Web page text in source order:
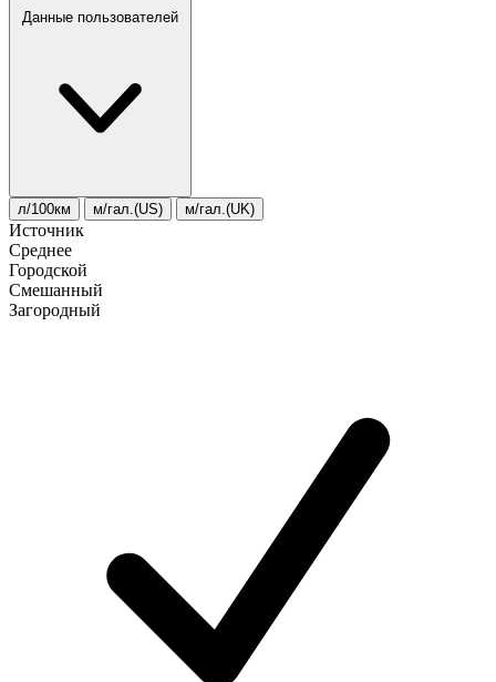
Данные пользователей
л/100км м/гал.(US) м/гал.(UK)
Источник
Среднее
Городской
Смешанный
Загородный